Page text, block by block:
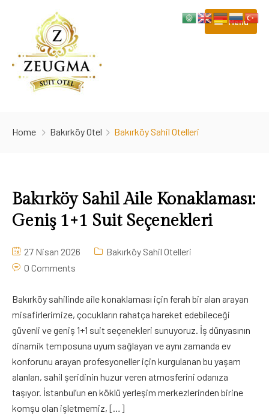
Menu
Standart Suit
Ekonomik Suit
İletişim
Home Bakırköy Otel Bakırköy Sahil Otelleri
Bakırköy Sahil Aile Konaklaması:
Geniş 1+1 Suit Seçenekleri
27 Nisan 2026
Bakırköy Sahil Otelleri
0 Comments
Bakırköy sahilinde aile konaklaması için ferah bir alan arayan
misafirlerimize, çocukların rahatça hareket edebileceği
güvenli ve geniş 1+1 suit seçenekleri sunuyoruz. İş dünyasının
dinamik temposuna uyum sağlayan ve aynı zamanda ev
konforunu arayan profesyoneller için kurgulanan bu yaşam
alanları, sahil şeridinin huzur veren atmosferini odanıza
taşıyor. İstanbul’un en köklü yerleşim merkezlerinden birine
komşu olan işletmemiz, […]